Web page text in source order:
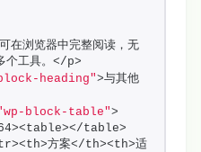
在浏览器中完整阅读，无
个工具。</p>
heading">与其他
block-table">
table>
方案</th><th>适